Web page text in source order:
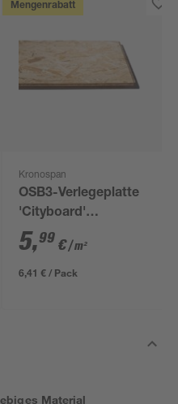
Mengenrabatt
Kronospan
OSB3-Verlegeplatte
'Cityboard'
ungeschliffen 1690 x
634 x 12 mm
5,99 €/ m²
6,41 € / Pack
Material